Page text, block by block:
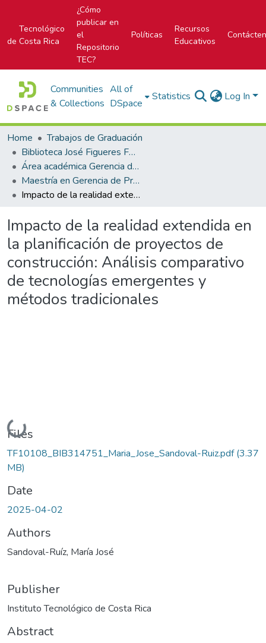
Tecnológico
de Costa Rica
¿Cómo
publicar en
el
Repositorio
TEC?
Políticas
Recursos
Educativos
Communities
& Collections
All of
DSpace
Statistics Log In
Home
Trabajos de Graduación
Biblioteca José Figueres Ferrer
Área académica Gerencia de Proyectos
Maestría en Gerencia de Proyectos
Impacto de la realidad extendida en la planificación de proyectos de construcción: Análisis comparativo de tecnologías emergentes y métodos tradicionales
Impacto de la realidad extendida en
la planificación de proyectos de
construcción: Análisis comparativo
de tecnologías emergentes y
métodos tradicionales
Loading...
Files
TF10108_BIB314751_Maria_Jose_Sandoval-Ruiz.pdf(3.37
MB)
Date
2025-04-02
Authors
Sandoval-Ruíz, María José
Publisher
Instituto Tecnológico de Costa Rica
Abstract